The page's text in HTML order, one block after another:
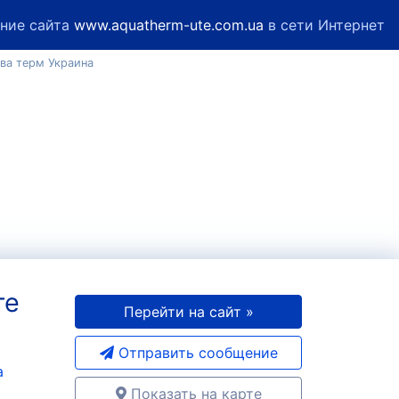
сайта www.aquatherm-ute.com.ua в сети Интернет
терм Украина
Перейти на сайт »
Отправить сообщение
Показать на карте